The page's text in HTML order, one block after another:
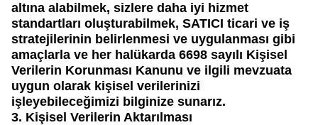
altına alabilmek, sizlere daha iyi hizmet
standartları oluşturabilmek, SATICI ticari ve iş
stratejilerinin belirlenmesi ve uygulanması gibi
amaçlarla ve her halükarda 6698 sayılı Kişisel
Verilerin Korunması Kanunu ve ilgili mevzuata
uygun olarak kişisel verilerinizi
işleyebileceğimizi bilginize sunarız.
3. Kişisel Verilerin Aktarılması